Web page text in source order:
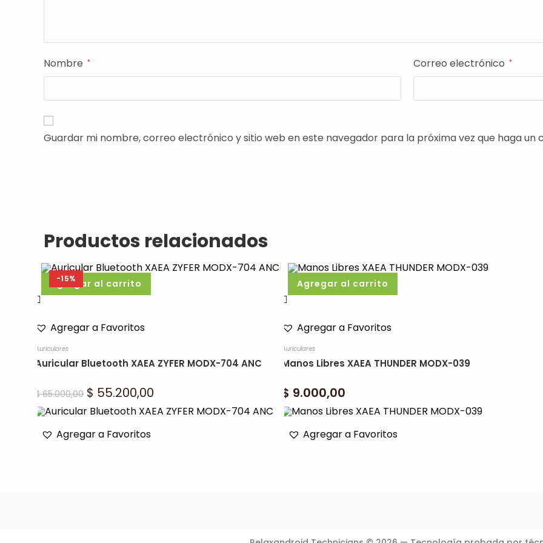
Nombre * Correo electrónico *
Guardar mi nombre, correo electrónico y sitio web en este navegador para la próxima vez que haga un
Productos relacionados
-15%
Agregar al carrito
Agregar a Favoritos
Auriculares
Auricular Bluetooth XAEA ZYFER MODX-704 ANC
$65.000,00 El
precio
original
era:
$ 55.200,00
actual
es:
Agregar a Favoritos
Agregar al carrito
Agregar a Favoritos
Auriculares
Manos Libres XAEA THUNDER MODX-039
$ 9.000,00
Agregar a Favoritos